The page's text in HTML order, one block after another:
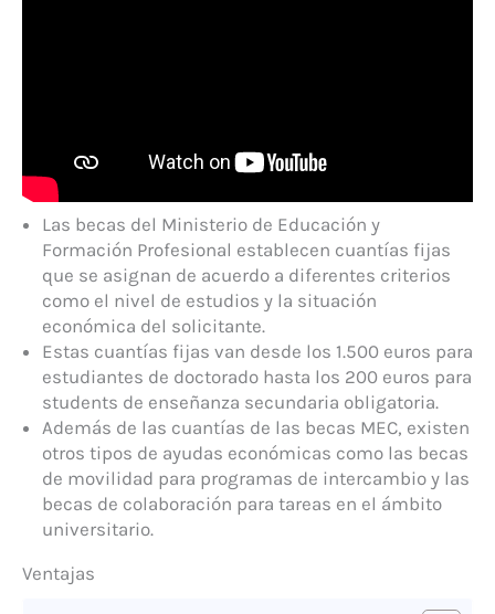
Las becas del Ministerio de Educación y
Formación Profesional establecen cuantías fijas
que se asignan de acuerdo a diferentes criterios
como el nivel de estudios y la situación
económica del solicitante.
Estas cuantías fijas van desde los 1.500 euros para
estudiantes de doctorado hasta los 200 euros para
students de enseñanza secundaria obligatoria.
Además de las cuantías de las becas MEC, existen
otros tipos de ayudas económicas como las becas
de movilidad para programas de intercambio y las
becas de colaboración para tareas en el ámbito
universitario.
Ventajas